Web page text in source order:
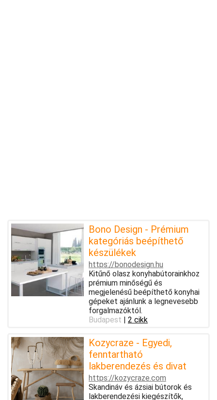
Bono Design - Prémium
kategóriás beépíthető
készülékek
https://bonodesign.hu
Kitűnő olasz konyhabútorainkhoz
prémium minőségű és
megjelenésű beépíthető konyhai
gépeket ajánlunk a legnevesebb
forgalmazóktól.
Budapest | 2 cikk
Kozycraze - Egyedi,
fenntartható
lakberendezés és divat
https://kozycraze.com
Skandináv és ázsiai bútorok és
lakberendezési kiegészítők,